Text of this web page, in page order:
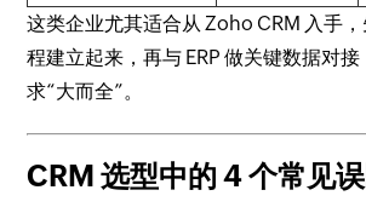
这类企业尤其适合从 Zoho CRM 入手
程建立起来，再与 ERP 做关键数据对
求“大而全”。
CRM 选型中的 4 个常见